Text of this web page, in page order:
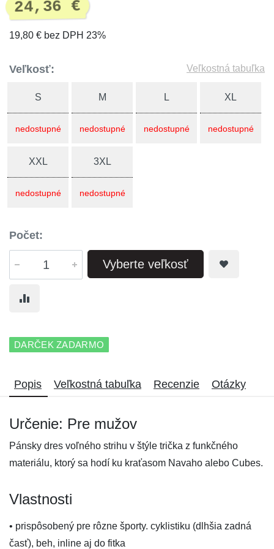
24,36 €
19,80 € bez DPH 23%
Veľkosť: Veľkostná tabuľka
S
nedostupné
M
nedostupné
L
nedostupné
XL
nedostupné
XXL
nedostupné
3XL
nedostupné
Počet:
Vyberte veľkosť
DARČEK ZADARMO
Popis Veľkostná tabuľka Recenzie Otázky
Určenie: Pre mužov
Pánsky dres voľného strihu v štýle trička z funkčného
materiálu, ktorý sa hodí ku kraťasom Navaho alebo Cubes.
Vlastnosti
• prispôsobený pre rôzne športy. cyklistiku (dlhšia zadná
časť), beh, inline aj do fitka